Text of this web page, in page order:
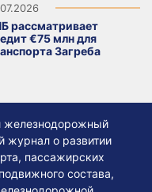
рассматривает
€75 млн для
Загреба
железнодорожный
журнал о развитии
пассажирских
состава,